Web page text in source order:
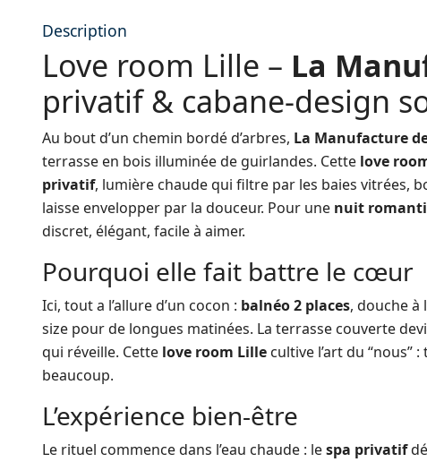
Description
Love room Lille – La
privatif & cabane-design
Au bout d’un chemin bordé d’arbres, La Manufacture
terrasse en bois illuminée de guirlandes. Cette love
privatif, lumière chaude qui filtre par les baies vitrées,
laisse envelopper par la douceur. Pour une nuit
discret, élégant, facile à aimer.
Pourquoi elle fait battre le cœur
Ici, tout a l’allure d’un cocon : balnéo 2 places, douche à
size pour de longues matinées. La terrasse couverte
qui réveille. Cette love room Lille cultive l’art du
beaucoup.
L’expérience bien-être
Le rituel commence dans l’eau chaude : lespa privatif